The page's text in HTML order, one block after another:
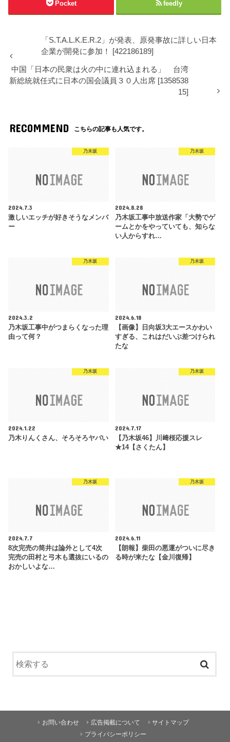
Pocket feedly
「S.T.A.L.K.E.R.2」が発表、原発事故に詳しい日本
企業が開発に参加！ [422186189]
中国「日本の民衆は火の中に連れ込まれる」 台湾
新総統就任式に日本の国会議員３０人出席 [1358538
15]
RECOMMEND こちらの記事も人気です。
乃木坂
2024.7.3
激しいエッチが好きそうなメンバ
ー
乃木坂
2024.8.28
乃木坂工事中放送作家「大勢でゲ
ームとかをやっていても、知らな
い人からすれ…
乃木坂
2024.3.2
乃木坂工事中がつまらくなった理
由って何？
乃木坂
2024.6.18
【画像】日向坂3大エースかわい
すぎる、これはだいぶ差つけられ
たな
乃木坂
2024.1.22
乃木りんくさん、そろそろヤバい
乃木坂
2024.7.17
【乃木坂46】川﨑桜応援スレ
★14【さくたん】
乃木坂
2024.7.7
8次完売の筒井は論外として4次
完売の田村と弓木も選抜にいるの
おかしいよな…
乃木坂
2024.6.11
【朗報】柴田の悪運がついに尽き
る時が来たな【金川復帰】
お問い合わせ 広告掲載について
サイトマップ
プライバシーポリシー